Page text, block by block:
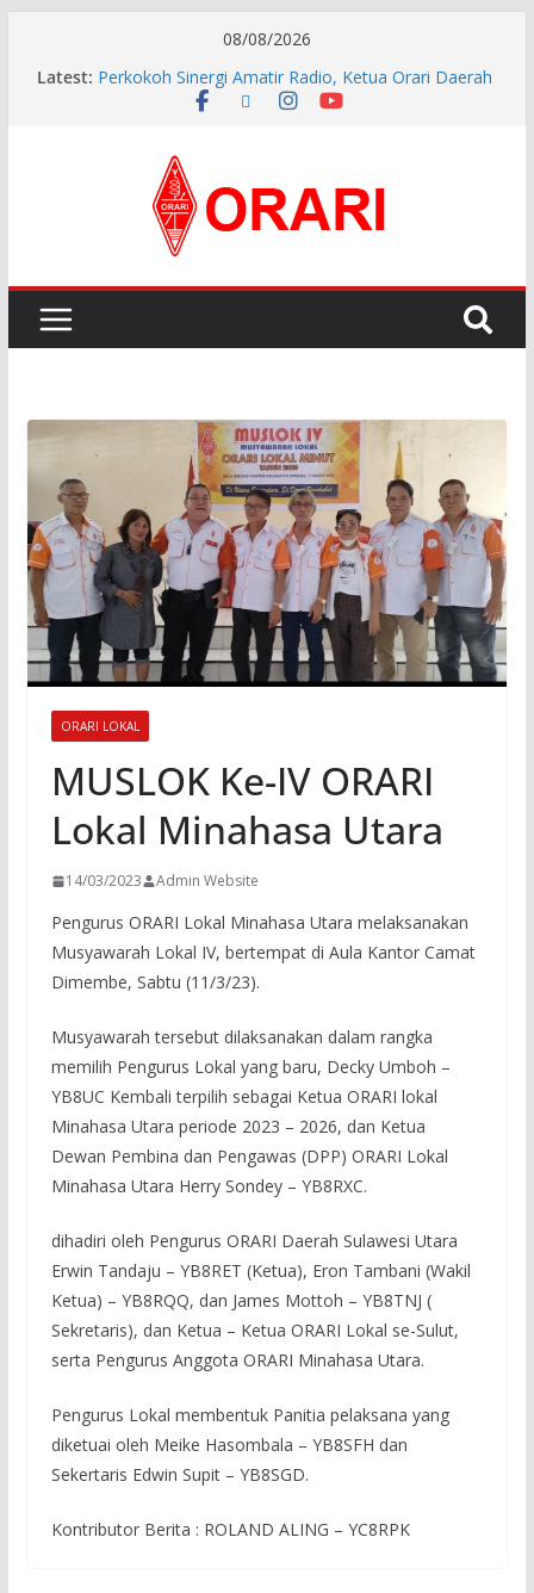
08/08/2026
Latest: Perkokoh Sinergi Amatir Radio, Ketua Orari Daerah
Riau Beserta Jajaran Hadiri Muslok III Bengkalis
INDONESIA AWARD 2026
APG27-3 ( The 3rd Meeting of the APT Conference
Preparatory Group for WRC-27 )
Aftiyedi Dalimunthe (YC5NNF) Resmi Pimpin ORARI
Ketua Orari Daerah Riau
ORARI LOKAL
MUSLOK Ke-IV ORARI
Lokal Minahasa Utara
14/03/2023 Admin Website
Pengurus ORARI Lokal Minahasa Utara melaksanakan
Musyawarah Lokal IV, bertempat di Aula Kantor Camat
Dimembe, Sabtu (11/3/23).
Musyawarah tersebut dilaksanakan dalam rangka
memilih Pengurus Lokal yang baru, Decky Umboh –
YB8UC Kembali terpilih sebagai Ketua ORARI lokal
Minahasa Utara periode 2023 – 2026, dan Ketua
Dewan Pembina dan Pengawas (DPP) ORARI Lokal
Minahasa Utara Herry Sondey – YB8RXC.
dihadiri oleh Pengurus ORARI Daerah Sulawesi Utara
Erwin Tandaju – YB8RET (Ketua), Eron Tambani (Wakil
Ketua) – YB8RQQ, dan James Mottoh – YB8TNJ (
Sekretaris), dan Ketua – Ketua ORARI Lokal se-Sulut,
serta Pengurus Anggota ORARI Minahasa Utara.
Pengurus Lokal membentuk Panitia pelaksana yang
diketuai oleh Meike Hasombala – YB8SFH dan
Sekertaris Edwin Supit – YB8SGD.
Kontributor Berita : ROLAND ALING – YC8RPK